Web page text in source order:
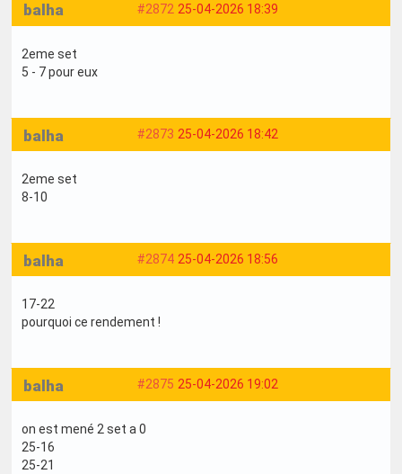
#2872 25-04-2026 18:39
balha
2eme set
5 - 7 pour eux
#2873 25-04-2026 18:42
balha
2eme set
8-10
#2874 25-04-2026 18:56
balha
17-22
pourquoi ce rendement !
#2875 25-04-2026 19:02
balha
on est mené 2 set a 0
25-16
25-21